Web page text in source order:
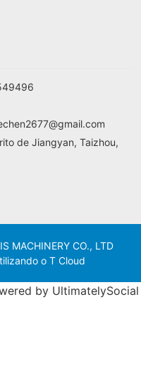
de Jiangyan, Taizhou,
MACHINERY CO., LTD
o T Cloud
by UltimatelySocial